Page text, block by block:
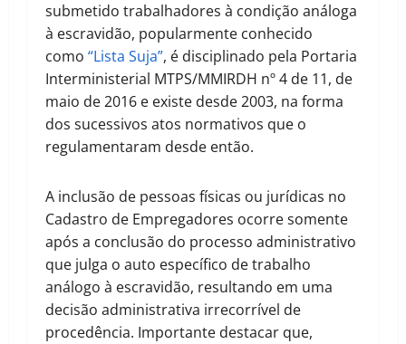
submetido trabalhadores à condição análoga
à escravidão, popularmente conhecido
como “Lista Suja”, é disciplinado pela Portaria
Interministerial MTPS/MMIRDH nº 4 de 11, de
maio de 2016 e existe desde 2003, na forma
dos sucessivos atos normativos que o
regulamentaram desde então.
A inclusão de pessoas físicas ou jurídicas no
Cadastro de Empregadores ocorre somente
após a conclusão do processo administrativo
que julga o auto específico de trabalho
análogo à escravidão, resultando em uma
decisão administrativa irrecorrível de
procedência. Importante destacar que,